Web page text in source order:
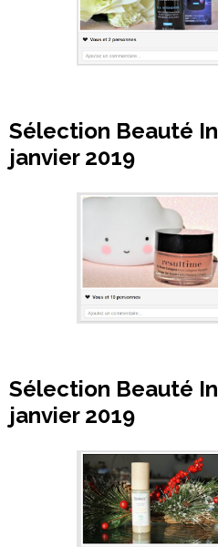
Sélection Beauté
janvier 2019
Sélection Beauté
janvier 2019